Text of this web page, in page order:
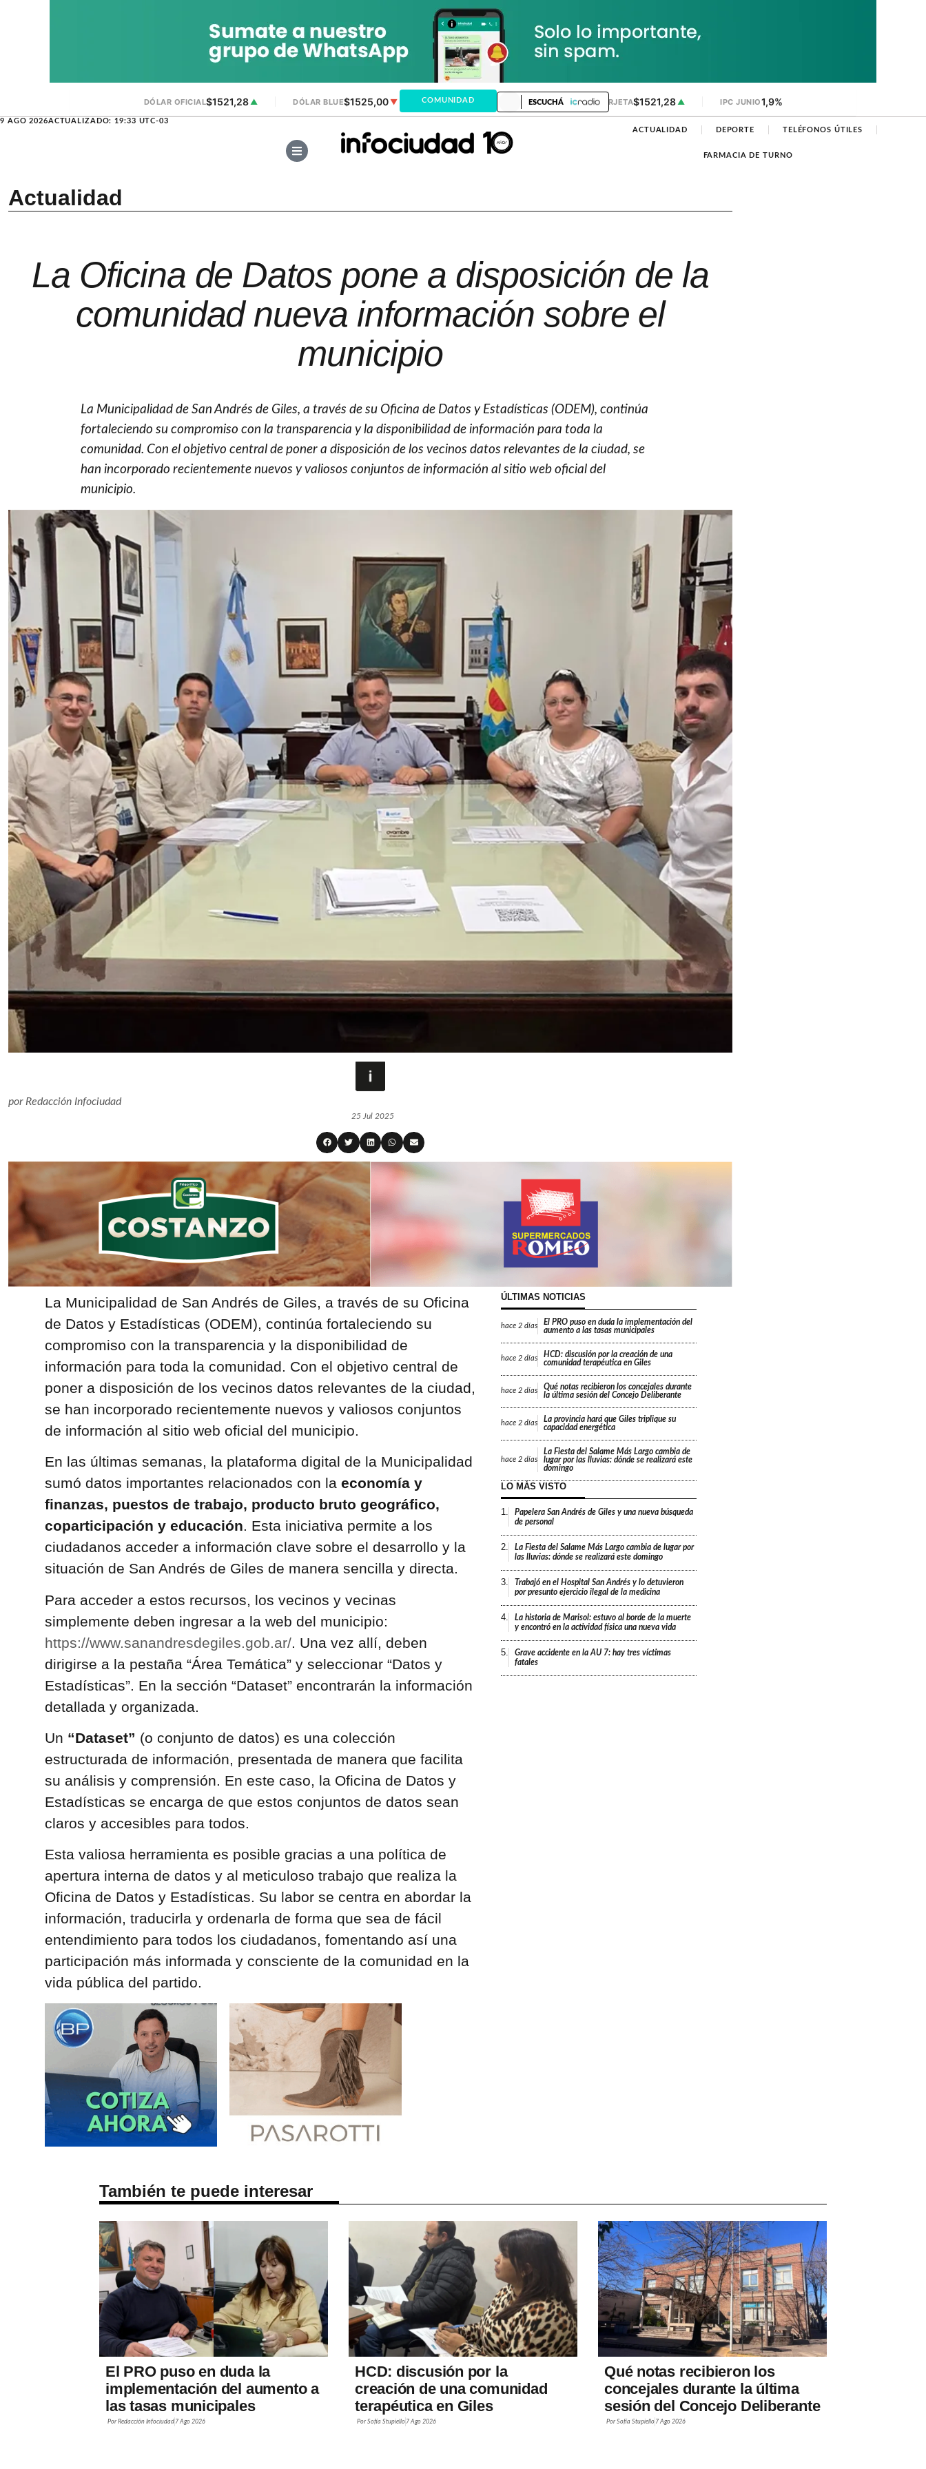
DÓLAR OFICIAL$1521,28 ▲ DÓLAR BLUE$1525,00▼ DÓLAR MEP ▲ DÓLAR TARJETA$1521,28 ▲ IPC JUNIO1,9%
9 AGO 2026ACTUALIZADO: 19:33 UTC-03
COMUNIDAD ESCUCHÁ
ACTUALIDAD DEPORTE TELÉFONOS ÚTILES
FARMACIA DE TURNO
Actualidad
La Oficina de Datos pone a disposición de la
comunidad nueva información sobre el
municipio
La Municipalidad de San Andrés de Giles, a través de su Oficina de Datos y Estadísticas (ODEM), continúa
fortaleciendo su compromiso con la transparencia y la disponibilidad de información para toda la
comunidad. Con el objetivo central de poner a disposición de los vecinos datos relevantes de la ciudad, se
han incorporado recientemente nuevos y valiosos conjuntos de información al sitio web oficial del
municipio.
porRedacción Infociudad
25 Jul 2025
La Municipalidad de San Andrés de Giles, a través de su Oficina
de Datos y Estadísticas (ODEM), continúa fortaleciendo su
compromiso con la transparencia y la disponibilidad de
información para toda la comunidad. Con el objetivo central de
poner a disposición de los vecinos datos relevantes de la ciudad,
se han incorporado recientemente nuevos y valiosos conjuntos
de información al sitio web oficial del municipio.
En las últimas semanas, la plataforma digital de la Municipalidad
sumó datos importantes relacionados con la economía y
finanzas, puestos de trabajo, producto bruto geográfico,
coparticipación y educación. Esta iniciativa permite a los
ciudadanos acceder a información clave sobre el desarrollo y la
situación de San Andrés de Giles de manera sencilla y directa.
Para acceder a estos recursos, los vecinos y vecinas
simplemente deben ingresar a la web del municipio:
https://www.sanandresdegiles.gob.ar/. Una vez allí, deben
dirigirse a la pestaña “Área Temática” y seleccionar “Datos y
Estadísticas”. En la sección “Dataset” encontrarán la información
detallada y organizada.
Un “Dataset” (o conjunto de datos) es una colección
estructurada de información, presentada de manera que facilita
su análisis y comprensión. En este caso, la Oficina de Datos y
Estadísticas se encarga de que estos conjuntos de datos sean
claros y accesibles para todos.
Esta valiosa herramienta es posible gracias a una política de
apertura interna de datos y al meticuloso trabajo que realiza la
Oficina de Datos y Estadísticas. Su labor se centra en abordar la
información, traducirla y ordenarla de forma que sea de fácil
entendimiento para todos los ciudadanos, fomentando así una
participación más informada y consciente de la comunidad en la
vida pública del partido.
ÚLTIMAS NOTICIAS
hace 2 días
El PRO puso en duda la implementación del
aumento a las tasas municipales
hace 2 días
HCD: discusión por la creación de una
comunidad terapéutica en Giles
hace 2 días
Qué notas recibieron los concejales durante
la última sesión del Concejo Deliberante
hace 2 días
La provincia hará que Giles triplique su
capacidad energética
hace 2 días
La Fiesta del Salame Más Largo cambia de
lugar por las lluvias: dónde se realizará este
domingo
LO MÁS VISTO
1.
Papelera San Andrés de Giles y una nueva búsqueda
de personal
2.
La Fiesta del Salame Más Largo cambia de lugar por
las lluvias: dónde se realizará este domingo
3.
Trabajó en el Hospital San Andrés y lo detuvieron
por presunto ejercicio ilegal de la medicina
4.
La historia de Marisol: estuvo al borde de la muerte
y encontró en la actividad física una nueva vida
5.
Grave accidente en la AU 7: hay tres víctimas
fatales
También te puede interesar
El PRO puso en duda la
implementación del aumento a
las tasas municipales
Por Redacción Infociudad 7 Ago 2026
HCD: discusión por la
creación de una comunidad
terapéutica en Giles
Por Sofía Stupiello 7 Ago 2026
Qué notas recibieron los
concejales durante la última
sesión del Concejo Deliberante
Por Sofía Stupiello 7 Ago 2026